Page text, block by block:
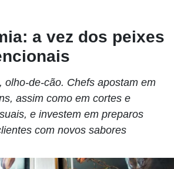
a vez dos peixes
olho-de-cão. Chefs apostam em
assim como em cortes e
e investem em preparos
com novos sabores